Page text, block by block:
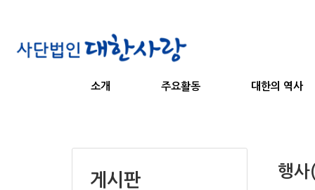
소개 주요활동 대한의 역사
게시판 행사